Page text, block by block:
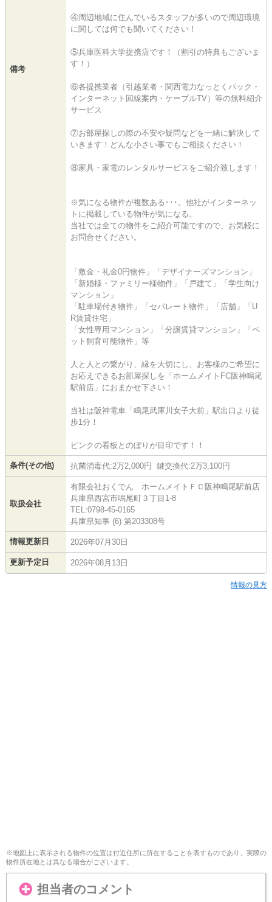
備考
④周辺地域に住んでいるスタッフが多いので周辺環境
に関しては何でも聞いてください！
⑤兵庫医科大学提携店です！（割引の特典もございま
す！）
⑥各提携業者（引越業者・関西電力なっとくパック・
インターネット回線案内・ケーブルTV）等の無料紹介
サービス
⑦お部屋探しの際の不安や疑問などを一緒に解決して
いきます！どんな小さい事でもご相談ください！
⑧家具・家電のレンタルサービスをご紹介致します！
※気になる物件が複数ある･･･。他社がインターネッ
トに掲載している物件が気になる。
当社では全ての物件をご紹介可能ですので、お気軽に
お問合せください。
「敷金・礼金0円物件」「デザイナーズマンション」
「新婚様・ファミリー様物件」「戸建て」「学生向け
マンション」
「駐車場付き物件」「セパレート物件」「店舗」「U
R賃貸住宅」
「女性専用マンション」「分譲賃貸マンション」「ペ
ット飼育可能物件」等
人と人との繋がり、縁を大切にし、お客様のご希望に
お応えできるお部屋探しを「ホームメイトFC阪神鳴尾
駅前店」におまかせ下さい！
当社は阪神電車「鳴尾武庫川女子大前」駅出口より徒
歩1分！
ピンクの看板とのぼりが目印です！！
条件(その他) 抗菌消毒代:2万2,000円 鍵交換代:2万3,100円
取扱会社
有限会社おくでん ホームメイトＦＣ阪神鳴尾駅前店
兵庫県西宮市鳴尾町３丁目1-8
TEL:0798-45-0165
兵庫県知事 (6) 第203308号
情報更新日 2026年07月30日
更新予定日 2026年08月13日
情報の見方
※地図上に表示される物件の位置は付近住所に所在することを表すものであり、実際の
物件所在地とは異なる場合がございます。
担当者のコメント